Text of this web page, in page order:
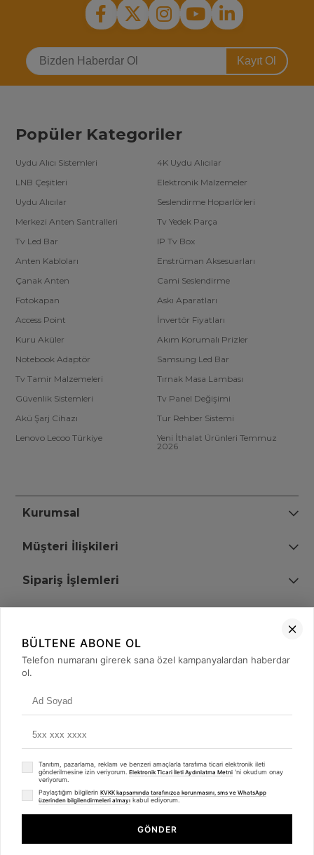
Kayıt Ol
Popüler Kategoriler
Uydu Alıcı Sistemleri
4K Uydu Alıcılar
LNB Çeşitleri
Elektronik Malzemeler
Uydu Alıcılar
Seslendirme Hoparlörleri
Merkezi Anten Santralleri
Tv Yedek Parça
Tv Led Bar
IP Tv Box
Anten Kabloları
Enstrüman Aksesuarları
Çanak Anten
Cami Seslendirme
Fotokapan
Askı Aparatları
Access Point
İnvertör Fiyatları
Kuru Aküler
Akım Korumalı Prizler
Notebook Adaptör
Samsung Led Bar
Tv Tamir Malzemeleri
Tırnak Masa Lambası
Güvenlik Sistemleri
Tv Panel Değişimi
Akü Şarj Cihazı
Tur Rehber Sistemi
Lenovo Lecoo Türkiye
Yeni İthalat Ürünleri Temmuz
2026
Kurumsal
Müşteri İlişkileri
Sipariş İşlemleri
+90 (850) 473 08 08
- Tüm Hakları Saklıdır. Kredi kartı bilgileriniz 256bit SSL sertifikası ile
Whatsapp
BÜLTENE ABONE OL
Telefon numaranı girerek sana özel kampanyalardan haberdar
ol.
Tanıtım, pazarlama, reklam ve benzeri amaçlarla tarafıma ticari elektronik ileti
gönderilmesine izin veriyorum. Elektronik Ticari İleti Aydınlatma Metni 'ni okudum onay
veriyorum.
Paylaştığım bilgilerin KVKK kapsamında tarafınızca korunmasını, sms ve WhatsApp
üzerinden bilgilendirmeleri almayı kabul ediyorum.
GÖNDER